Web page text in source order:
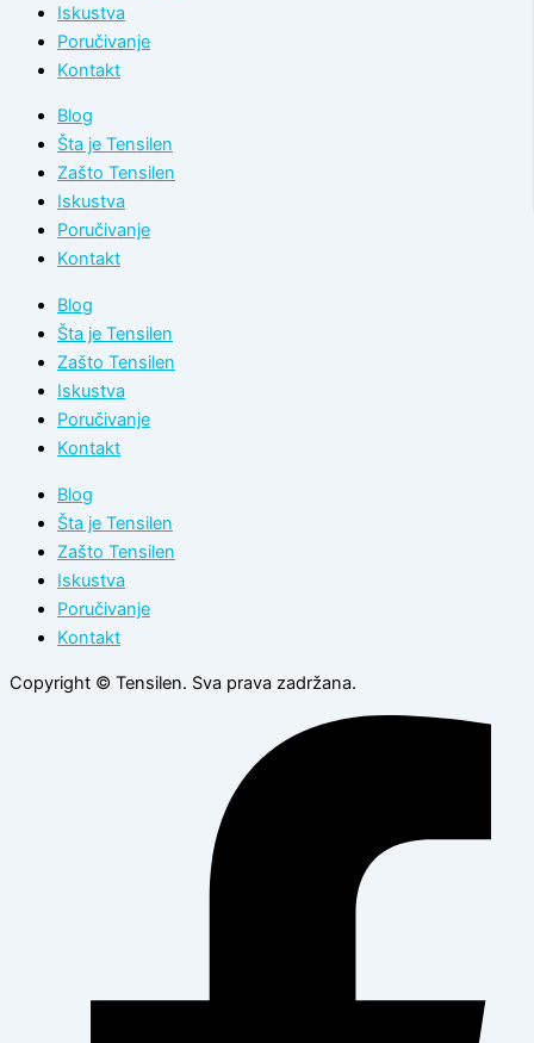
Iskustva
Poručivanje
Kontakt
Blog
Šta je Tensilen
Zašto Tensilen
Iskustva
Poručivanje
Kontakt
Blog
Šta je Tensilen
Zašto Tensilen
Iskustva
Poručivanje
Kontakt
Blog
Šta je Tensilen
Zašto Tensilen
Iskustva
Poručivanje
Kontakt
Copyright © Tensilen. Sva prava zadržana.